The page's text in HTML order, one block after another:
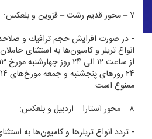
۷ – محور قدیم رشت – قزوین و بلعكس:
- در صورت افزایش حجم ترافیك و
انواع تریلر و كامیون‌ها به استثنای
ممنوع است.
۸ – محور آستارا – اردبیل و بلعكس:
- تردد انواع تریلر‌ها و كامیون‌ها به